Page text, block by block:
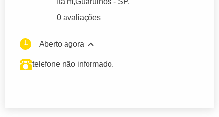
Itaim,Guarulhos - SP,
0 avaliações
Aberto agora
telefone não informado.